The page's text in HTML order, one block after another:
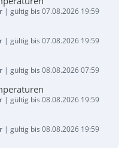
| gültig bis 07.08.2026 19:59
| gültig bis 07.08.2026 19:59
| gültig bis 08.08.2026 07:59
| gültig bis 08.08.2026 19:59
| gültig bis 08.08.2026 19:59